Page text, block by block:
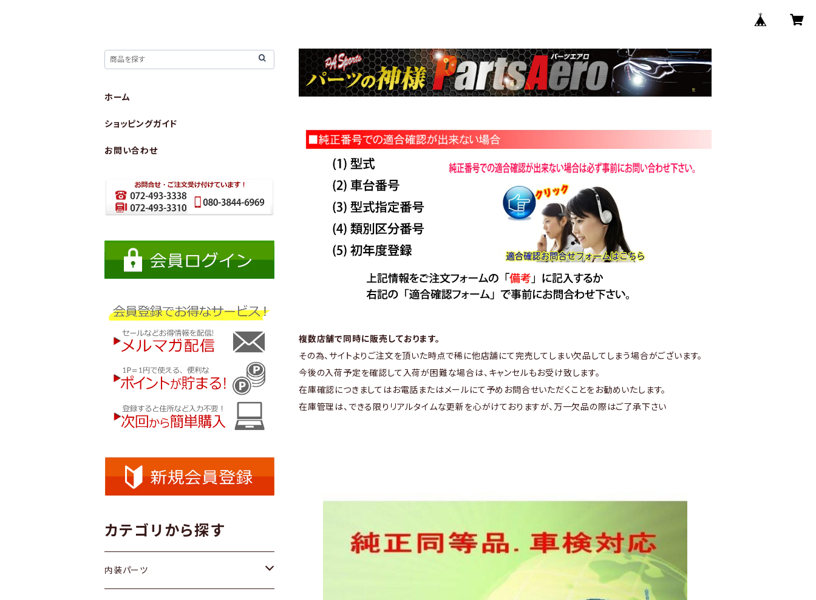
複数店舗で同時に販売しております。
その為、サイトよりご注文を頂いた時点で稀に他店舗にて完売してしまい欠品してしまう場合がございます。
今後の入荷予定を確認して入荷が困難な場合は、キャンセルもお受け致します。
在庫確認につきましてはお電話またはメールにて予めお問合せいただくことをお勧めいたします。
在庫管理は、できる限りリアルタイムな更新を心がけておりますが、万一欠品の際はご了承下さい
ホーム
ショッピングガイド
お問い合わせ
カテゴリから探す
内装パーツ